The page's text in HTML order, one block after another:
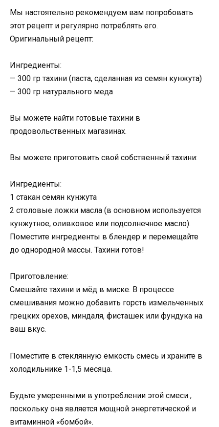
Мы настоятельно рекомендуем вам попробовать
этот рецепт и регулярно потреблять его.
Оригинальный рецепт:
Ингредиенты:
— 300 гр тахини (паста, сделанная из семян кунжута)
— 300 гр натурального меда
Вы можете найти готовые тахини в
продовольственных магазинах.
Вы можете приготовить свой собственный тахини:
Ингредиенты:
1 стакан семян кунжута
2 столовые ложки масла (в основном используется
кунжутное, оливковое или подсолнечное масло).
Поместите ингредиенты в блендер и перемещайте
до однородной массы. Тахини готов!
Приготовление:
Смешайте тахини и мёд в миске. В процессе
смешивания можно добавить горсть измельченных
грецких орехов, миндаля, фисташек или фундука на
ваш вкус.
Поместите в стеклянную ёмкость смесь и храните в
холодильнике 1-1,5 месяца.
Будьте умеренными в употреблении этой смеси ,
поскольку она является мощной энергетической и
витаминной «бомбой».